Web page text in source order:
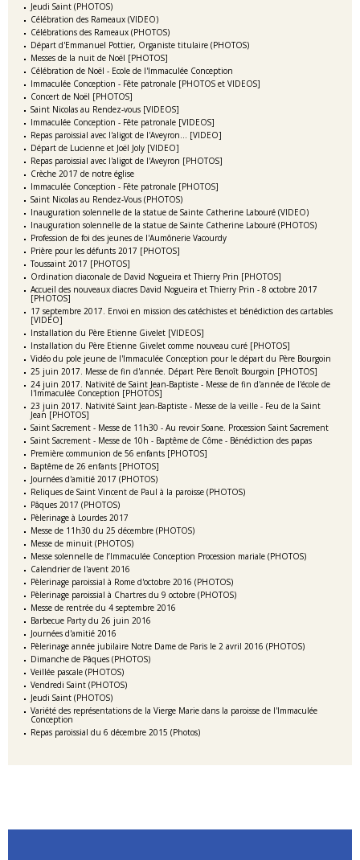
Jeudi Saint (PHOTOS)
Célébration des Rameaux (VIDEO)
Célébrations des Rameaux (PHOTOS)
Départ d'Emmanuel Pottier, Organiste titulaire (PHOTOS)
Messes de la nuit de Noël [PHOTOS]
Célébration de Noël - Ecole de l'Immaculée Conception
Immaculée Conception - Fête patronale [PHOTOS et VIDEOS]
Concert de Noël [PHOTOS]
Saint Nicolas au Rendez-vous [VIDEOS]
Immaculée Conception - Fête patronale [VIDEOS]
Repas paroissial avec l'aligot de l'Aveyron... [VIDEO]
Départ de Lucienne et Joël Joly [VIDEO]
Repas paroissial avec l'aligot de l'Aveyron [PHOTOS]
Crèche 2017 de notre église
Immaculée Conception - Fête patronale [PHOTOS]
Saint Nicolas au Rendez-Vous (PHOTOS)
Inauguration solennelle de la statue de Sainte Catherine Labouré (VIDEO)
Inauguration solennelle de la statue de Sainte Catherine Labouré (PHOTOS)
Profession de foi des jeunes de l'Aumônerie Vacourdy
Prière pour les défunts 2017 [PHOTOS]
Toussaint 2017 [PHOTOS]
Ordination diaconale de David Nogueira et Thierry Prin [PHOTOS]
Accueil des nouveaux diacres David Nogueira et Thierry Prin - 8 octobre 2017
[PHOTOS]
17 septembre 2017. Envoi en mission des catéchistes et bénédiction des cartables
[VIDEO]
Installation du Père Etienne Givelet [VIDEOS]
Installation du Père Etienne Givelet comme nouveau curé [PHOTOS]
Vidéo du pole jeune de l'Immaculée Conception pour le départ du Père Bourgoin
25 juin 2017. Messe de fin d'année. Départ Père Benoît Bourgoin [PHOTOS]
24 juin 2017. Nativité de Saint Jean-Baptiste - Messe de fin d'année de l'école de
l'Immaculée Conception [PHOTOS]
23 juin 2017. Nativité Saint Jean-Baptiste - Messe de la veille - Feu de la Saint
Jean [PHOTOS]
Saint Sacrement - Messe de 11h30 - Au revoir Soane. Procession Saint Sacrement
Saint Sacrement - Messe de 10h - Baptême de Côme - Bénédiction des papas
Première communion de 56 enfants [PHOTOS]
Baptême de 26 enfants [PHOTOS]
Journées d'amitié 2017 (PHOTOS)
Reliques de Saint Vincent de Paul à la paroisse (PHOTOS)
Pâques 2017 (PHOTOS)
Pèlerinage à Lourdes 2017
Messe de 11h30 du 25 décembre (PHOTOS)
Messe de minuit (PHOTOS)
Messe solennelle de l’Immaculée Conception Procession mariale (PHOTOS)
Calendrier de l'avent 2016
Pèlerinage paroissial à Rome d'octobre 2016 (PHOTOS)
Pèlerinage paroissial à Chartres du 9 octobre (PHOTOS)
Messe de rentrée du 4 septembre 2016
Barbecue Party du 26 juin 2016
Journées d'amitié 2016
Pèlerinage année jubilaire Notre Dame de Paris le 2 avril 2016 (PHOTOS)
Dimanche de Pâques (PHOTOS)
Veillée pascale (PHOTOS)
Vendredi Saint (PHOTOS)
Jeudi Saint (PHOTOS)
Variété des représentations de la Vierge Marie dans la paroisse de l'Immaculée
Conception
Repas paroissial du 6 décembre 2015 (Photos)